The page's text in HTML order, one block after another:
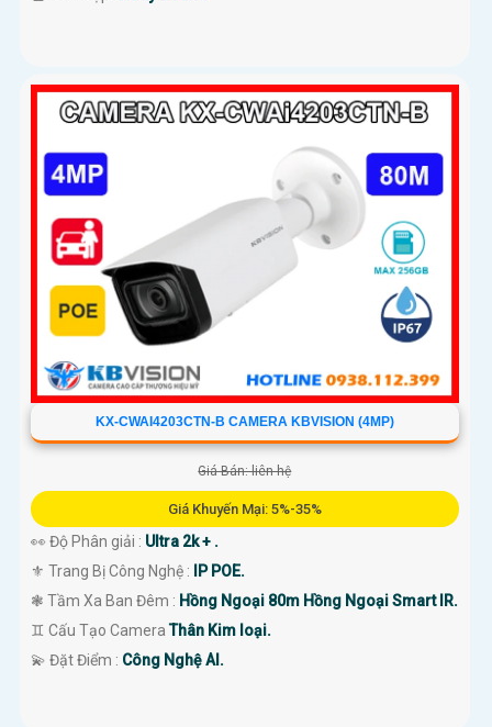
KX-CWAI4203CTN-B CAMERA KBVISION (4MP)
Giá Bán: liên hệ
Giá Khuyến Mại: 5%-35%
👀 Độ Phân giải : Ultra 2k + .
⚜️ Trang Bị Công Nghệ : IP POE.
❃ Tầm Xa Ban Đêm : Hồng Ngoại 80m Hồng Ngoại Smart IR.
♊ Cấu Tạo CameraThân Kim loại.
️💫 Đặt Điểm : Công Nghệ AI.